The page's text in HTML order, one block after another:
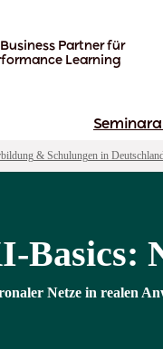
Business Partner für
Learning
& Schulungen in
Basics:
Netze in realen